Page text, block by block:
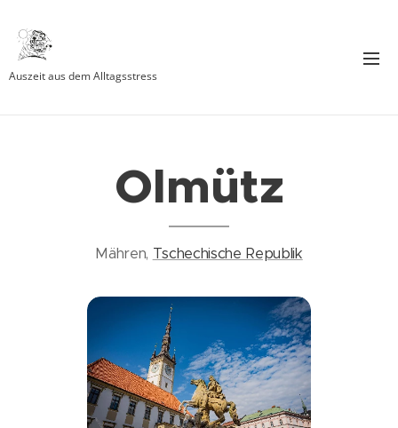
Auszeit aus dem Alltagsstress
Olmütz
Mähren, Tschechische Republik